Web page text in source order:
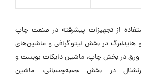
از تجهیزات پیشرفته در صنعت چاپ
در بخش لیتوگرافی و ماشین‌های
چاپ افست هایبرید 4.5 ورق در بخش چاپ، ماشین دایکات بوبست و
در بخش جعبه‌چسبانی، ماشین